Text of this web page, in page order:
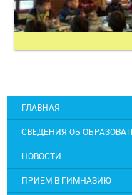
ГЛАВНАЯ
СВЕДЕНИЯ ОБ
НОВОСТИ
ПРИЕМ В ГИМНАЗИЮ